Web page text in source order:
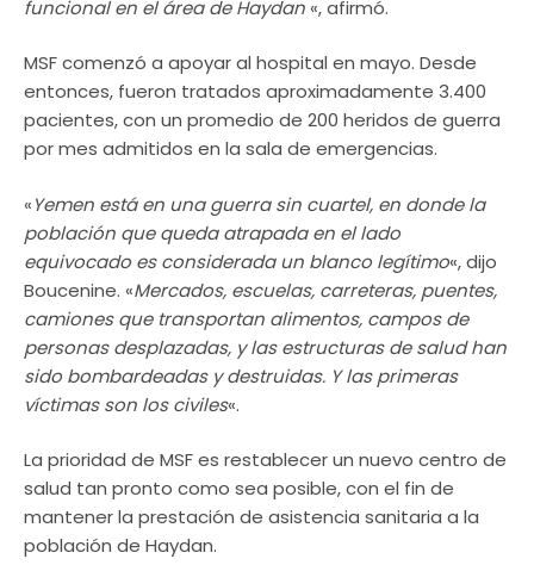
funcional en el área de Haydan«, afirmó.
MSF comenzó a apoyar al hospital en mayo. Desde
entonces, fueron tratados aproximadamente 3.400
pacientes, con un promedio de 200 heridos de guerra
por mes admitidos en la sala de emergencias.
«Yemen está en una guerra sin cuartel, en donde la
población que queda atrapada en el lado
equivocado es considerada un blanco legítimo«, dijo
Boucenine. «Mercados, escuelas, carreteras, puentes,
camiones que transportan alimentos, campos de
personas desplazadas, y las estructuras de salud han
sido bombardeadas y destruidas. Y las primeras
víctimas son los civiles«.
La prioridad de MSF es restablecer un nuevo centro de
salud tan pronto como sea posible, con el fin de
mantener la prestación de asistencia sanitaria a la
población de Haydan.